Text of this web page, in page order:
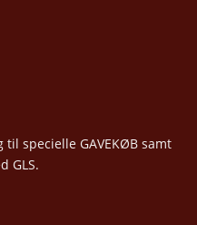
specielle GAVEKØB samt
GLS.